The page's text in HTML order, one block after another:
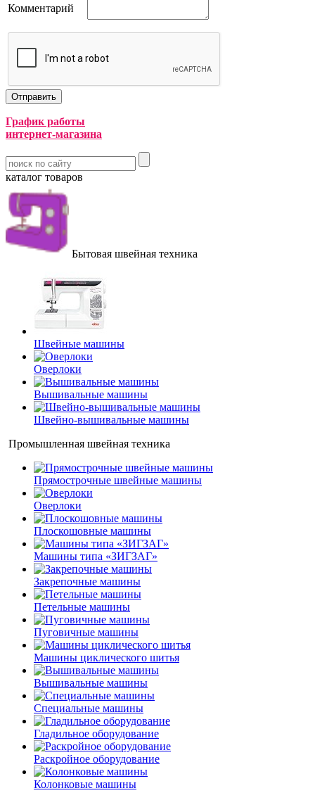
Комментарий
График работы
интернет-магазина
каталог товаров
Бытовая швейная техника
Швейные машины
Оверлоки
Вышивальные машины
Швейно-вышивальные машины
Промышленная швейная техника
Прямострочные швейные машины
Оверлоки
Плоскошовные машины
Машины типа «ЗИГЗАГ»
Закрепочные машины
Петельные машины
Пуговичные машины
Машины циклического шитья
Вышивальные машины
Специальные машины
Гладильное оборудование
Раскройное оборудование
Колонковые машины